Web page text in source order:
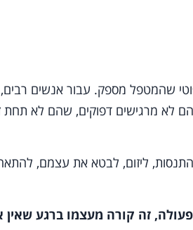
שהמטפל מספק. עבור אנשים רבים,
לא מרגישים דפוקים, שהם לא תחת
ליזום, לבטא את עצמם,
זה קורה מעצמו ברגע